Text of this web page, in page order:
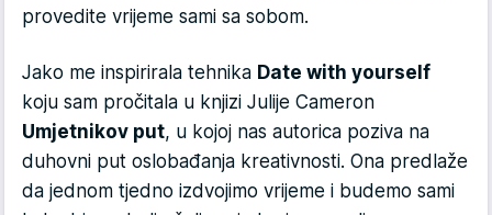
provedite vrijeme sami sa sobom.
Jako me inspirirala tehnika Date with yourself
koju sam pročitala u knjizi Julije Cameron
Umjetnikov put, u kojoj nas autorica poziva na
duhovni put oslobađanja kreativnosti. Ona predlaže
da jednom tjedno izdvojimo vrijeme i budemo sami